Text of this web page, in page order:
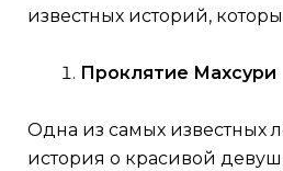
известных историй,
Проклятие Махсури
Одна из самых известных
история о красивой